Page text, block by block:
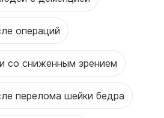
операций
со сниженным зрением
перелома шейки бедра